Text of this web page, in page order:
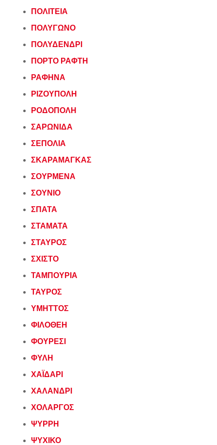
ΠΟΛΙΤΕΙΑ
ΠΟΛΥΓΩΝΟ
ΠΟΛΥΔΕΝΔΡΙ
ΠΟΡΤΟ ΡΑΦΤΗ
ΡΑΦΗΝΑ
ΡΙΖΟΥΠΟΛΗ
ΡΟΔΟΠΟΛΗ
ΣΑΡΩΝΙΔΑ
ΣΕΠΟΛΙΑ
ΣΚΑΡΑΜΑΓΚΑΣ
ΣΟΥΡΜΕΝΑ
ΣΟΥΝΙΟ
ΣΠΑΤΑ
ΣΤΑΜΑΤΑ
ΣΤΑΥΡΟΣ
ΣΧΙΣΤΟ
ΤΑΜΠΟΥΡΙΑ
ΤΑΥΡΟΣ
ΥΜΗΤΤΟΣ
ΦΙΛΟΘΕΗ
ΦΟΥΡΕΣΙ
ΦΥΛΗ
ΧΑΪΔΑΡΙ
ΧΑΛΑΝΔΡΙ
ΧΟΛΑΡΓΟΣ
ΨΥΡΡΗ
ΨΥΧΙΚΟ